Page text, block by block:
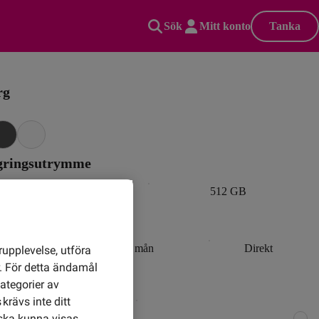
Sök Mitt konto Tanka
512 GB
36 mån 24 mån Direkt
samtal, SMS och MMS.
utföra
För detta ändamål
av
krävs inte ditt